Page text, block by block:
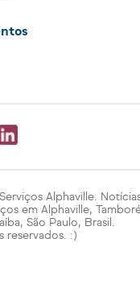
Alphaville.
em Alphaville,
São Paulo, Brasil.
reservados. :)